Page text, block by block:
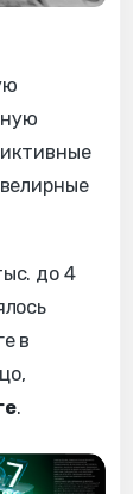
до 4
в
.